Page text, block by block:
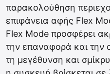
παρακολούθηση
επιφάνεια αφής Flex
Flex Mode προσφέρει
την επαναφορά και την
τη μεγέθυνση και